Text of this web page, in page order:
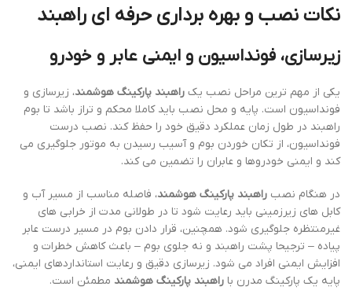
نکات نصب و بهره برداری حرفه ای راهبند
زیرسازی، فونداسیون و ایمنی عابر و خودرو
یکی از مهم ترین مراحل نصب یک راهبند پارکینگ هوشمند، زیرسازی و
فونداسیون است. پایه و محل نصب باید کاملا محکم و تراز باشد تا بوم
راهبند در طول زمان عملکرد دقیق خود را حفظ کند. نصب درست
فونداسیون، از تکان خوردن بوم و آسیب رسیدن به موتور جلوگیری می
کند و ایمنی خودروها و عابران را تضمین می کند.
در هنگام نصب راهبند پارکینگ هوشمند، فاصله مناسب از مسیر آب و
کابل های زیرزمینی باید رعایت شود تا در طولانی مدت از خرابی های
غیرمنتظره جلوگیری شود. همچنین، قرار دادن بوم در مسیر درست عابر
پیاده – ترجیحا پشت راهبند و نه جلوی بوم – باعث کاهش خطرات و
افزایش ایمنی افراد می شود. زیرسازی دقیق و رعایت استانداردهای ایمنی،
پایه یک پارکینگ مدرن با راهبند پارکینگ هوشمند مطمئن است.